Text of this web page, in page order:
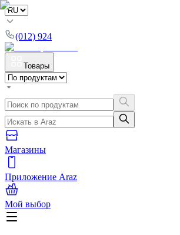
(012) 924
Товары
Магазины
Приложение Araz
Мой выбор